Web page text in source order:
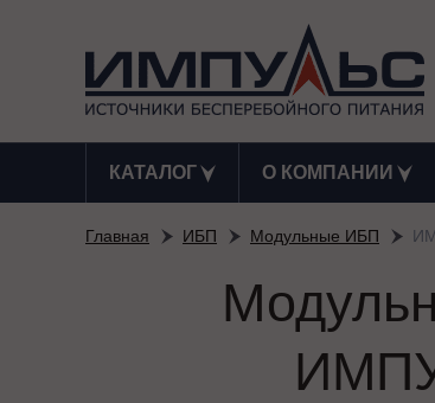
КАТАЛОГ О КОМПАНИИ
Главная ИБП Модульные ИБП